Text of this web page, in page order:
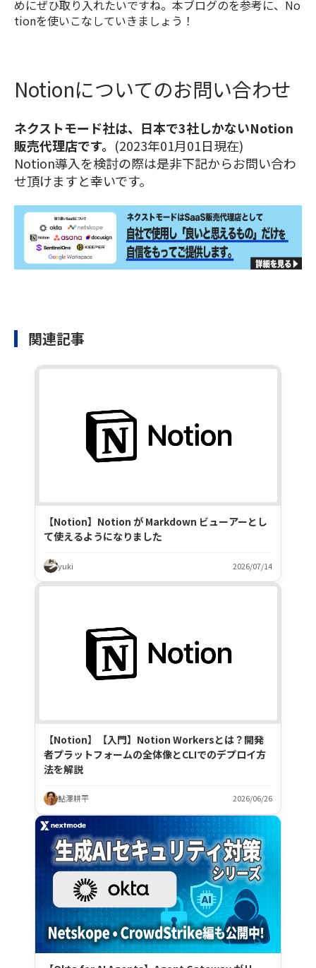
めにぜひ取り入れたいですね。本ブログのを参考に、No
tionを使いこなしていきましょう！
Notionについてのお問い合わせ
ネクストモード社は、日本で3社しかないNotion
販売代理店です。 (2023年01月01日現在)
Notion導入を検討の際は是非下記からお問い合わ
せ頂けますと幸いです。
関連記事
【Notion】Notion が Markdown ビューアーとし
て使えるようになりました
yuki 2026/07/14
【Notion】【入門】Notion Workersとは？開発
者プラットフォームの全体像とCLIでのデプロイ方
法を解説
鮎澤耕平 2026/06/26